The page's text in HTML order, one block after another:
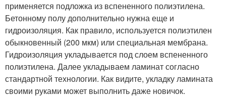
применяется подложка из вспененного полиэтилена.
Бетонному полу дополнительно нужна еще и
гидроизоляция. Как правило, используется полиэтилен
обыкновенный (200 мкм) или специальная мембрана.
Гидроизоляция укладывается под слоем вспененного
полиэтилена. Далее укладываем ламинат согласно
стандартной технологии. Как видите, укладку ламината
своими руками может выполнить даже новичок.